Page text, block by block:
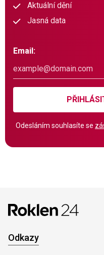
Aktuální dění
Jasná data
Email:
Odesláním souhlasíte se
Odkazy